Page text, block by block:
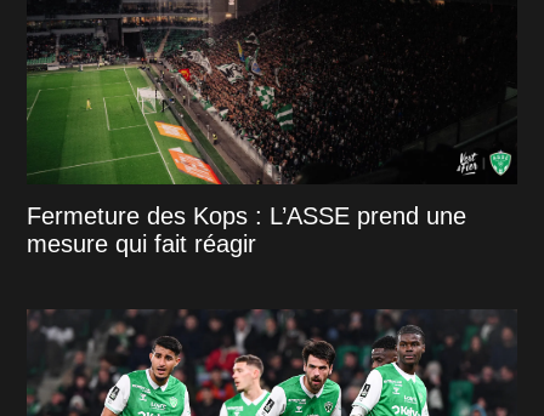
Fermeture des Kops : L’ASSE prend une
mesure qui fait réagir